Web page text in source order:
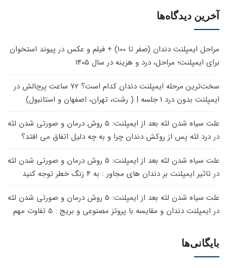
آخرین دیدگاه‌ها
مراحل ایمپلنت دندان (صفر تا 100) + فیلم و عکس در پیوند استخوان
برای ایمپلنت؛ مراحل، درد و هزینه در سال 1405
سخت‌ترین مرحله ایمپلنت دندان کدام است؟ 72 ساعت پرچالش
در
ایمپلنت بدون درد 1 جلسه | ( رشت، تهران، اصفهان و استانبول)
علت سیاه شدن لثه بعد از ایمپلنت: 5 روش درمان و صورتی شدن لثه
در درد لثه پس از روکش دندان چرا و به چه دلیل اتفاق می افتد؟
علت سیاه شدن لثه بعد از ایمپلنت: 5 روش درمان و صورتی شدن لثه
در تاثیر ایمپلنت بر دندان های مجاور : به 4 زنگ خطر توجه کنید
علت سیاه شدن لثه بعد از ایمپلنت: 5 روش درمان و صورتی شدن لثه
در ایمپلنت دندان و مقایسه با پروتز مصنوعی و بریج : 5 تفاوت مهم
بایگانی‌ها